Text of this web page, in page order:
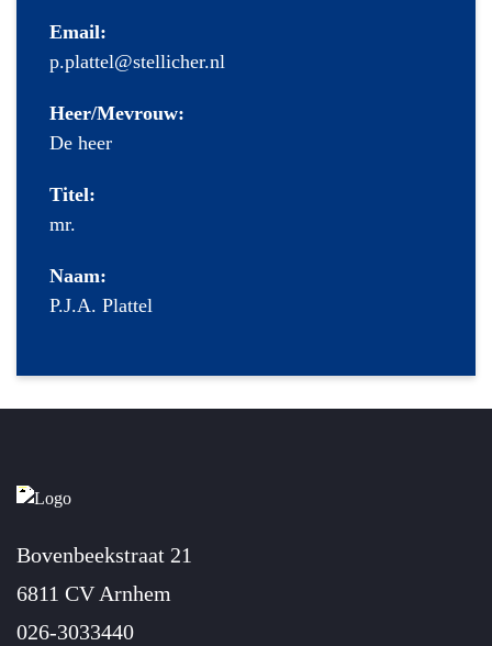
Email:
p.plattel@stellicher.nl
Heer/Mevrouw:
De heer
Titel:
mr.
Naam:
P.J.A. Plattel
Bovenbeekstraat 21
6811 CV Arnhem
026-3033440